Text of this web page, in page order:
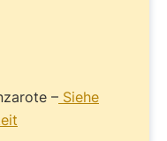
– Siehe